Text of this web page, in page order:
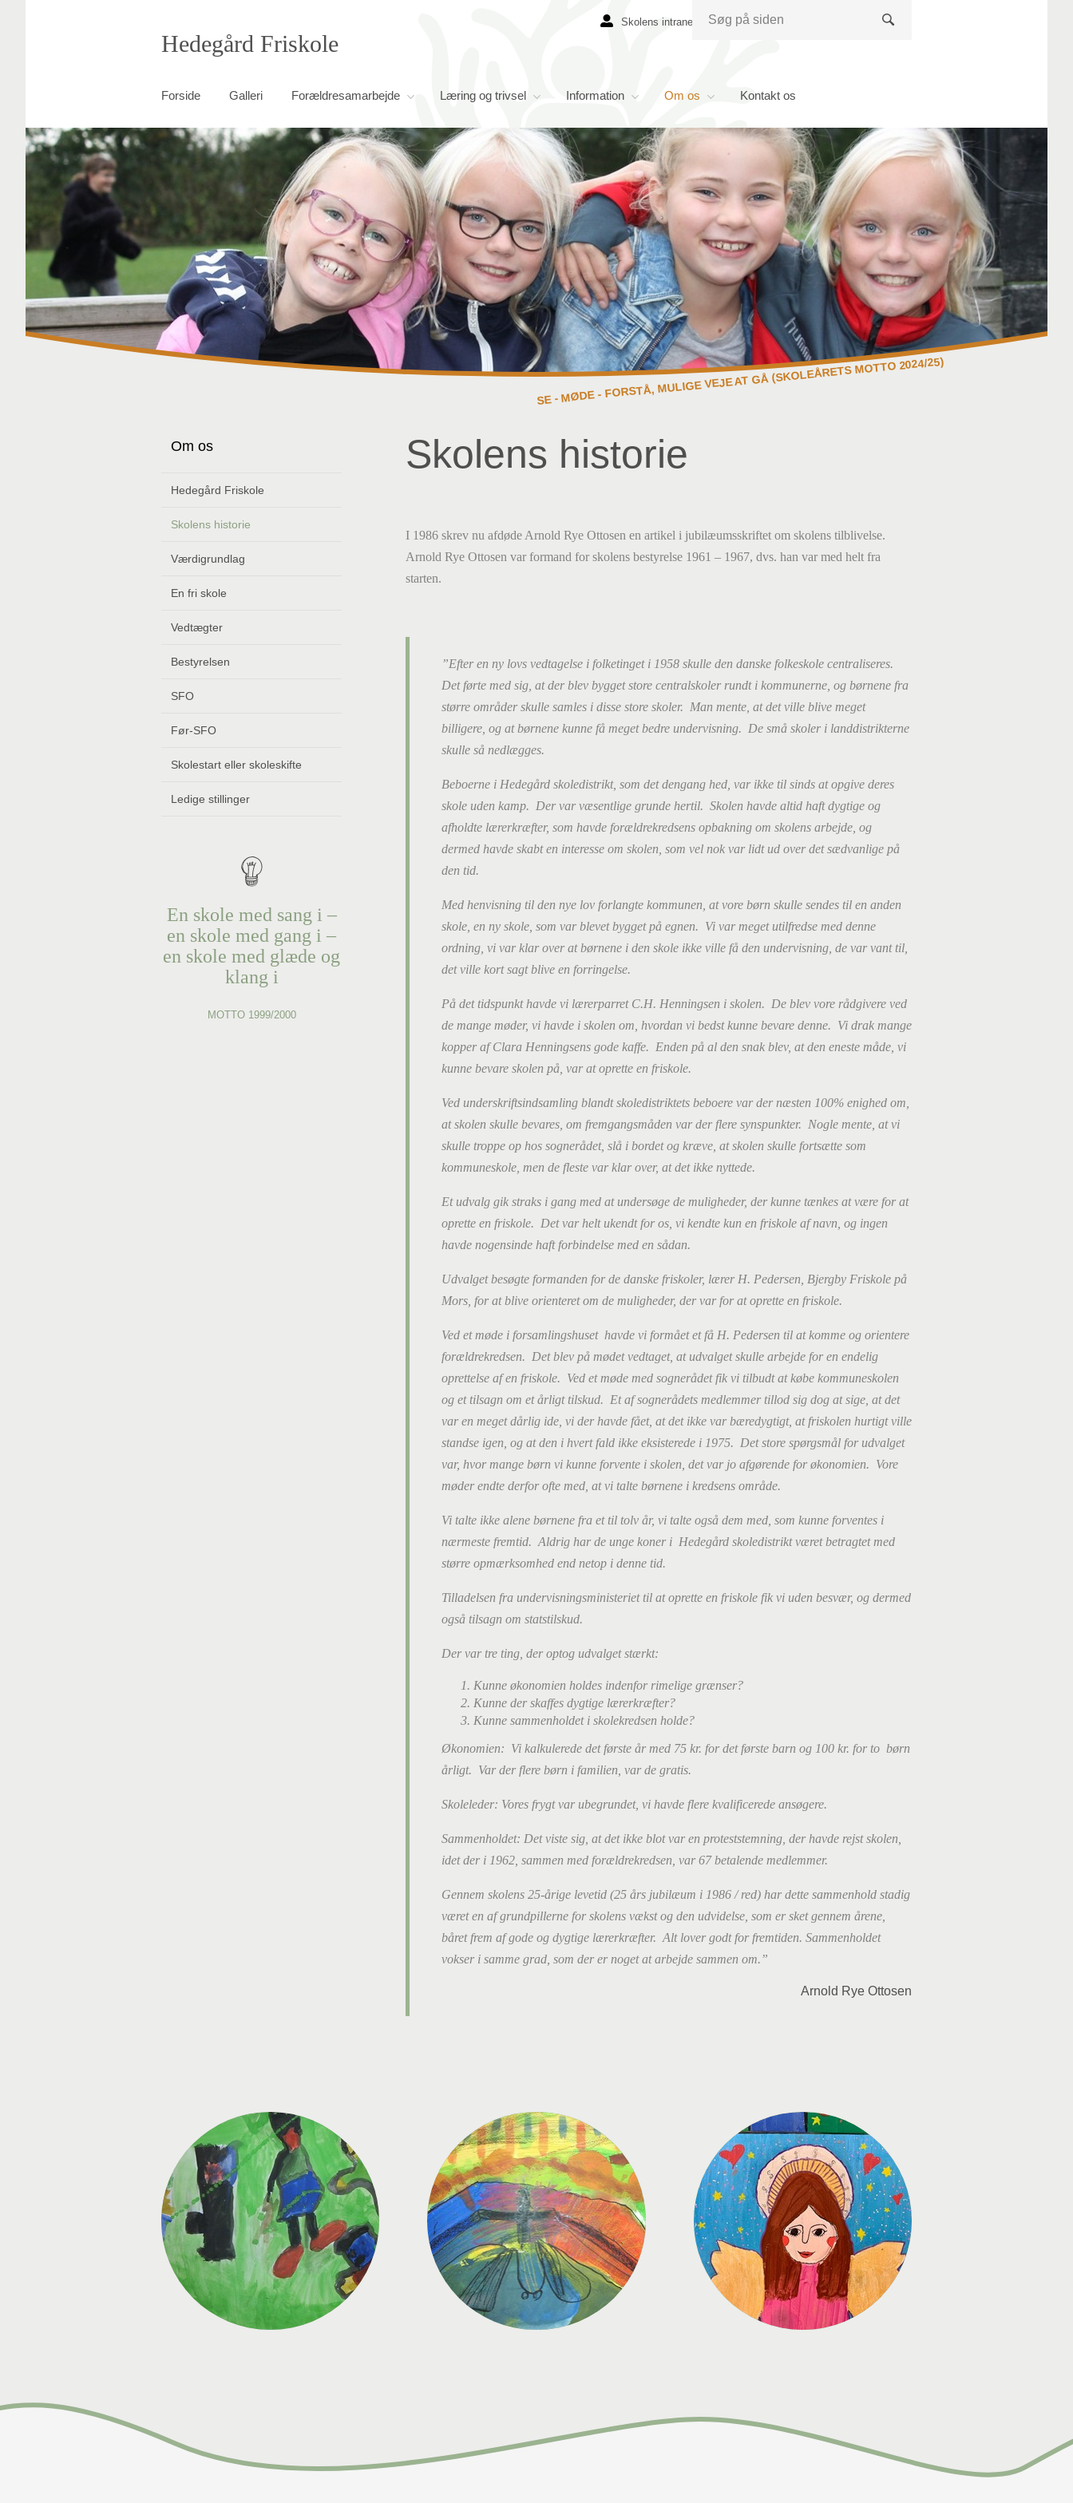
Skolens intranet
Hedegård Friskole
Forside Galleri Forældresamarbejde Læring og trivsel Information Om os Kontakt os
SE - MØDE - FORSTÅ, MULIGE VEJE AT GÅ (SKOLEÅRETS MOTTO 2024/25)
Skolens historie
I 1986 skrev nu afdøde Arnold Rye Ottosen en artikel i jubilæumsskriftet om skolens tilblivelse.
Arnold Rye Ottosen var formand for skolens bestyrelse 1961 – 1967, dvs. han var med helt fra
starten.
”Efter en ny lovs vedtagelse i folketinget i 1958 skulle den danske folkeskole centraliseres.
Det førte med sig, at der blev bygget store centralskoler rundt i kommunerne, og børnene fra
større områder skulle samles i disse store skoler. Man mente, at det ville blive meget
billigere, og at børnene kunne få meget bedre undervisning. De små skoler i landdistrikterne
skulle så nedlægges.
Beboerne i Hedegård skoledistrikt, som det dengang hed, var ikke til sinds at opgive deres
skole uden kamp. Der var væsentlige grunde hertil. Skolen havde altid haft dygtige og
afholdte lærerkræfter, som havde forældrekredsens opbakning om skolens arbejde, og
dermed havde skabt en interesse om skolen, som vel nok var lidt ud over det sædvanlige på
den tid.
Med henvisning til den nye lov forlangte kommunen, at vore børn skulle sendes til en anden
skole, en ny skole, som var blevet bygget på egnen. Vi var meget utilfredse med denne
ordning, vi var klar over at børnene i den skole ikke ville få den undervisning, de var vant til,
det ville kort sagt blive en forringelse.
På det tidspunkt havde vi lærerparret C.H. Henningsen i skolen. De blev vore rådgivere ved
de mange møder, vi havde i skolen om, hvordan vi bedst kunne bevare denne. Vi drak mange
kopper af Clara Henningsens gode kaffe. Enden på al den snak blev, at den eneste måde, vi
kunne bevare skolen på, var at oprette en friskole.
Ved underskriftsindsamling blandt skoledistriktets beboere var der næsten 100% enighed om,
at skolen skulle bevares, om fremgangsmåden var der flere synspunkter. Nogle mente, at vi
skulle troppe op hos sognerådet, slå i bordet og kræve, at skolen skulle fortsætte som
kommuneskole, men de fleste var klar over, at det ikke nyttede.
Et udvalg gik straks i gang med at undersøge de muligheder, der kunne tænkes at være for at
oprette en friskole. Det var helt ukendt for os, vi kendte kun en friskole af navn, og ingen
havde nogensinde haft forbindelse med en sådan.
Udvalget besøgte formanden for de danske friskoler, lærer H. Pedersen, Bjergby Friskole på
Mors, for at blive orienteret om de muligheder, der var for at oprette en friskole.
Ved et møde i forsamlingshuset havde vi formået et få H. Pedersen til at komme og orientere
forældrekredsen. Det blev på mødet vedtaget, at udvalget skulle arbejde for en endelig
oprettelse af en friskole. Ved et møde med sognerådet fik vi tilbudt at købe kommuneskolen
og et tilsagn om et årligt tilskud. Et af sognerådets medlemmer tillod sig dog at sige, at det
var en meget dårlig ide, vi der havde fået, at det ikke var bæredygtigt, at friskolen hurtigt ville
standse igen, og at den i hvert fald ikke eksisterede i 1975. Det store spørgsmål for udvalget
var, hvor mange børn vi kunne forvente i skolen, det var jo afgørende for økonomien. Vore
møder endte derfor ofte med, at vi talte børnene i kredsens område.
Vi talte ikke alene børnene fra et til tolv år, vi talte også dem med, som kunne forventes i
nærmeste fremtid. Aldrig har de unge koner i Hedegård skoledistrikt været betragtet med
større opmærksomhed end netop i denne tid.
Tilladelsen fra undervisningsministeriet til at oprette en friskole fik vi uden besvær, og dermed
også tilsagn om statstilskud.
Der var tre ting, der optog udvalget stærkt:
Kunne økonomien holdes indenfor rimelige grænser?
Kunne der skaffes dygtige lærerkræfter?
Kunne sammenholdet i skolekredsen holde?
Økonomien: Vi kalkulerede det første år med 75 kr. for det første barn og 100 kr. for to børn
årligt. Var der flere børn i familien, var de gratis.
Skoleleder: Vores frygt var ubegrundet, vi havde flere kvalificerede ansøgere.
Sammenholdet: Det viste sig, at det ikke blot var en proteststemning, der havde rejst skolen,
idet der i 1962, sammen med forældrekredsen, var 67 betalende medlemmer.
Gennem skolens 25-årige levetid (25 års jubilæum i 1986 / red) har dette sammenhold stadig
været en af grundpillerne for skolens vækst og den udvidelse, som er sket gennem årene,
båret frem af gode og dygtige lærerkræfter. Alt lover godt for fremtiden. Sammenholdet
vokser i samme grad, som der er noget at arbejde sammen om.”
Arnold Rye Ottosen
Om os
Hedegård Friskole
Skolens historie
Værdigrundlag
En fri skole
Vedtægter
Bestyrelsen
SFO
Før-SFO
Skolestart eller skoleskifte
Ledige stillinger
En skole med sang i –
en skole med gang i –
en skole med glæde og
klang i
MOTTO 1999/2000